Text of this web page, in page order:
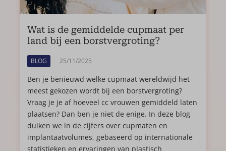
Wat is de gemiddelde cupmaat per
land bij een borstvergroting?
BLOG 25/11/2025
Ben je benieuwd welke cupmaat wereldwijd het
meest gekozen wordt bij een borstvergroting?
Vraag je je af hoeveel cc vrouwen gemiddeld laten
plaatsen? Dan ben je niet de enige. In deze blog
duiken we in de cijfers over cupmaten en
implantaatvolumes, gebaseerd op internationale
statistieken en ervaringen van plastisch